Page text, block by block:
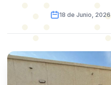
18 de Junio, 2026